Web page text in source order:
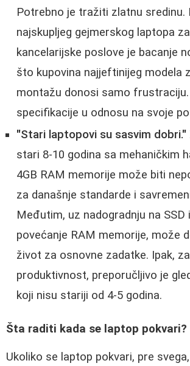
Potrebno je tražiti zlatnu sredinu.
najskupljeg gejmerskog laptopa
kancelarijske poslove je bacanje
što kupovina najjeftinijeg modela
montažu donosi samo
specifikacije u odnosu na svoje
"Stari laptopovi su sasvim dobri."
stari 8-10 godina sa mehaničkim
4GB RAM memorije može biti
za današnje standarde i
Međutim, uz nadogradnju na SSD
povećanje RAM memorije, može
život za osnovne zadatke. Ipak,
produktivnost, preporučljivo je
koji nisu stariji od 4-5 godina.
Šta raditi kada se laptop pokvari?
Ukoliko se laptop pokvari, pre svega,